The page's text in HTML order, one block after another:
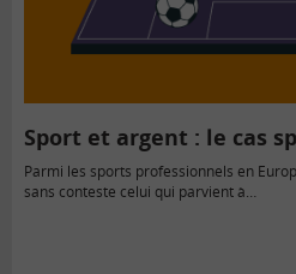
Sport et argent : le cas
Parmi les sports professionnels en
sans conteste celui qui parvient à…